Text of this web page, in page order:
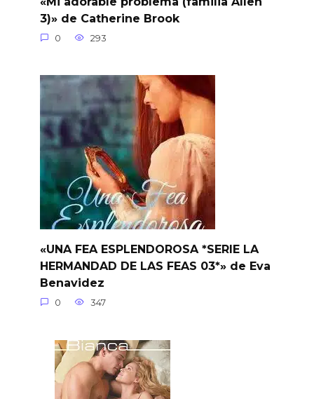
3)» de Catherine Brook
0 293
«UNA FEA ESPLENDOROSA *SERIE LA
HERMANDAD DE LAS FEAS 03*» de Eva
Benavidez
0 347